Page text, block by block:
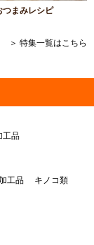
つまみレシピ
＞ 特集一覧はこちら
工品
工品
キノコ類